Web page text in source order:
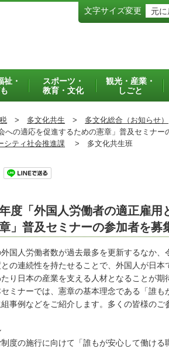
文字サイズ変更 元に
祉・
スポーツ・
教育・文化
観光・産業・
しごと
> 多文化共生 > 多文化総合（お知らせ）
の適応を促進するための憲章」普及セミナー
シティ社会推進課 > 多文化共生班
度「外国人労働者の適正雇用
」普及セミナーの参加者を募
国人労働者数が過去最多を更新するなか、
の連続性を持たせることで、外国人が日
たり日本の産業を支える人材となることが
ミナーでは、憲章の基本理念である「誰も
事例などをご紹介します。多くの皆様のご
の施行に向けて「誰もが安心して働ける